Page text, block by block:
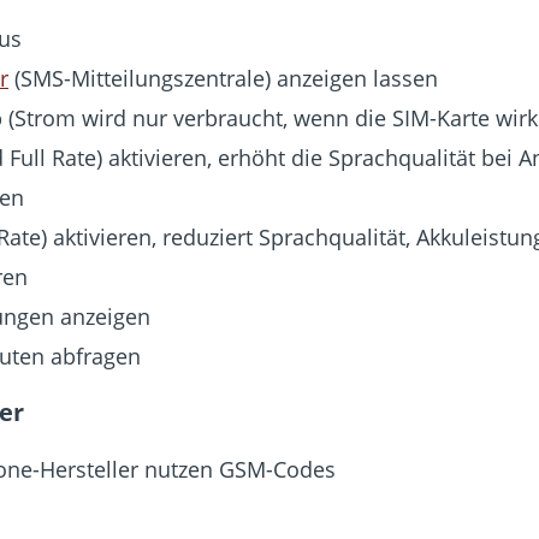
(SMS-Mitteilungszentrale) anzeigen lassen
(Strom wird nur verbraucht, wenn die SIM-Karte
Full Rate) aktivieren, erhöht die Sprachqualität bei
aktivieren, reduziert Sprachqualität,
anzeigen
abfragen
Hersteller nutzen GSM-Codes